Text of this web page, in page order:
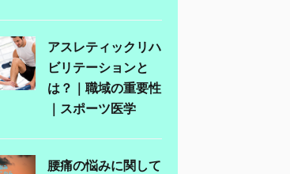
アスレティックリハ
ビリテーションと
は？｜職域の重要性
｜スポーツ医学
腰痛の悩みに関して